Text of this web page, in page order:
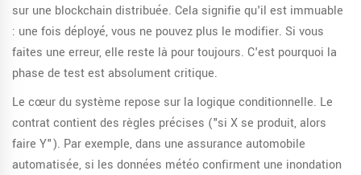
sur une blockchain distribuée. Cela signifie qu'il est immuable
: une fois déployé, vous ne pouvez plus le modifier. Si vous
faites une erreur, elle reste là pour toujours. C'est pourquoi la
phase de test est absolument critique.
Le cœur du système repose sur la logique conditionnelle. Le
contrat contient des règles précises ("si X se produit, alors
faire Y"). Par exemple, dans une assurance automobile
automatisée, si les données météo confirment une inondation